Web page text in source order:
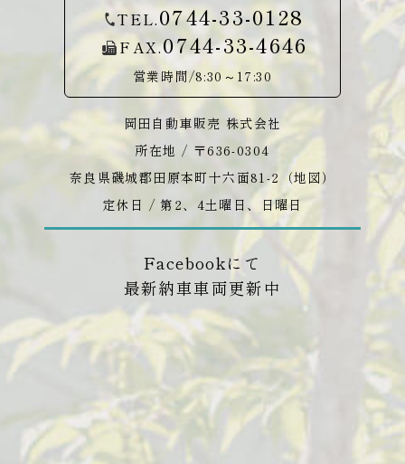
TEL.0744-33-0128
FAX.0744-33-4646
営業時間/8:30～17:30
岡田自動車販売 株式会社
所在地 / 〒636-0304
奈良県磯城郡田原本町十六面81-2（地図）
定休日 / 第2、4土曜日、日曜日
Facebookにて
最新納車車両更新中